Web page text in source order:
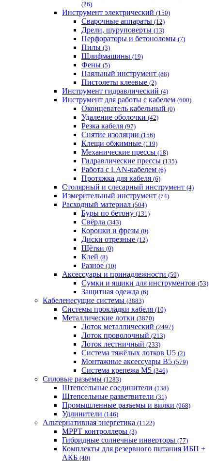
(26)
Инструмент электрический (150)
Сварочные аппараты (12)
Дрели, шуруповерты (13)
Перфораторы и бетоноломы (7)
Пилы (3)
Шлифмашины (19)
Фены (5)
Паяльный инструмент (88)
Пистолеты клеевые (2)
Инструмент гидравлический (4)
Инструмент для работы с кабелем (600)
Оконцеватель кабельный (0)
Удаление оболочки (42)
Резка кабеля (97)
Снятие изоляции (156)
Клещи обжимные (119)
Механические прессы (18)
Гидравлические прессы (135)
Работа с LAN-кабелем (6)
Протяжка для кабеля (6)
Столярный и слесарный инструмент (4)
Измерительный инструмент (74)
Расходный материал (504)
Буры по бетону (131)
Свёрла (343)
Коронки и фрезы (0)
Диски отрезные (12)
Щётки (0)
Клей (8)
Разное (10)
Аксессуары и принадлежности (59)
Cумки и ящики для инструментов (53)
Защитная одежда (6)
Кабеленесущие системы (3883)
Системы прокладки кабеля (10)
Металлические лотки (3870)
Лоток металлический (2497)
Лоток проволочный (213)
Лоток лестничный (233)
Система тяжёлых лотков U5 (2)
Монтажные аксессуары B5 (579)
Система крепежа M5 (346)
Силовые разьемы (1283)
Штепсельные соединители (138)
Штепсельные разветвители (31)
Промышленные разъемы и вилки (968)
Удлинители (146)
Альтернативная энергетика (1122)
MPPT контроллеры (3)
Гибридные солнечные инверторы (77)
Комплекты для резервного питания ИБП +
АКБ (40)